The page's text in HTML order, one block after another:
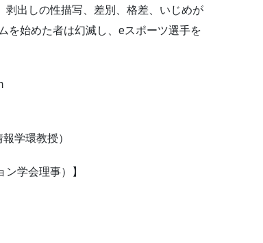
出しの性描写、差別、格差、いじめが
を始めた者は幻滅し、eスポーツ選手を
学環教授）
学会理事）】